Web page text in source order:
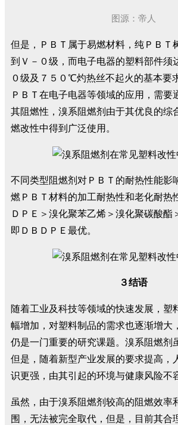
图源：帝人
但是，ＰＢＴ属于易燃材料，纯ＰＢＴ
到Ｖ－０级，而电子电器的塑料部件须
０级及７５０℃灼热丝不起火的基本要
ＰＢＴ在电子电器等领域的应用，需要
其阻燃性，溴系阻燃剂由于其优良的综
燃改性中得到广泛使用。
不同类型阻燃剂对ＰＢＴ的耐热性能影
燃ＰＢＴ材料的加工耐热性和老化耐热
ＤＰＥ＞溴化聚苯乙烯＞溴化聚碳酸酯
即ＤＢＤＰＥ最优。
３结语
随着工业及科技等领域的快速发展，塑
幅增加，对塑料制品的需求也逐渐增大
仍是一门重要的研究课题。溴系阻燃剂
但是，随着新型产业发展的要求提高，
识更强，由其引起的环境与健康风险不
虽然，由于溴系阻燃剂较高的阻燃效率
围，无法被完全取代，但是，目前其合